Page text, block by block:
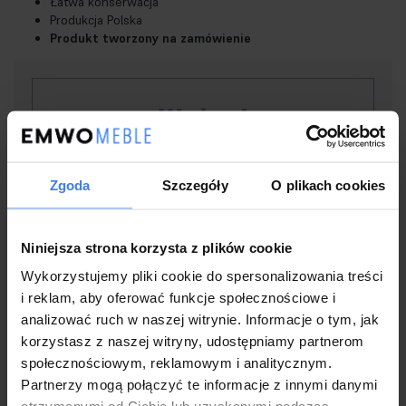
Zgoda Szczegóły O plikach cookies
Niniejsza strona korzysta z plików cookie
Wykorzystujemy pliki cookie do spersonalizowania treści
i reklam, aby oferować funkcje społecznościowe i
analizować ruch w naszej witrynie. Informacje o tym, jak
korzystasz z naszej witryny, udostępniamy partnerom
społecznościowym, reklamowym i analitycznym.
Partnerzy mogą połączyć te informacje z innymi danymi
Produkcja Polska
Produkt tworzony na zamówienie
Ważne!
Podnóżki produkowane są na indywidualne
kolor 265z tkaninySOLO . Umożliwiamy wybór
innego koloru i materiału, jednak zwroty przyjmujemy
wyłącznie w SOLO 265. Przed zakupem zachęcamy do
zamówienie próbki wybranego materiału. W tym celu
należy napisać wiadomość na naszego maila
sklep@emwomeble.pl i podać jakie kolory Państwa